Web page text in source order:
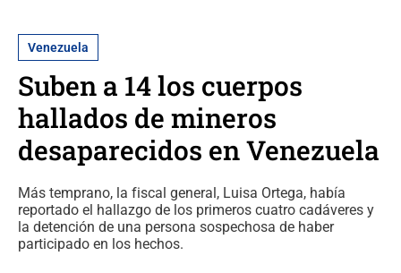
Venezuela
Suben a 14 los cuerpos
hallados de mineros
desaparecidos en Venezuela
Más temprano, la fiscal general, Luisa Ortega, había
reportado el hallazgo de los primeros cuatro cadáveres y
la detención de una persona sospechosa de haber
participado en los hechos.